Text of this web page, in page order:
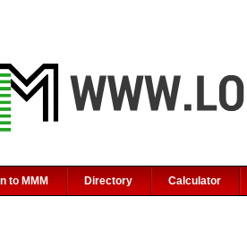
to MMM Directory Calculator